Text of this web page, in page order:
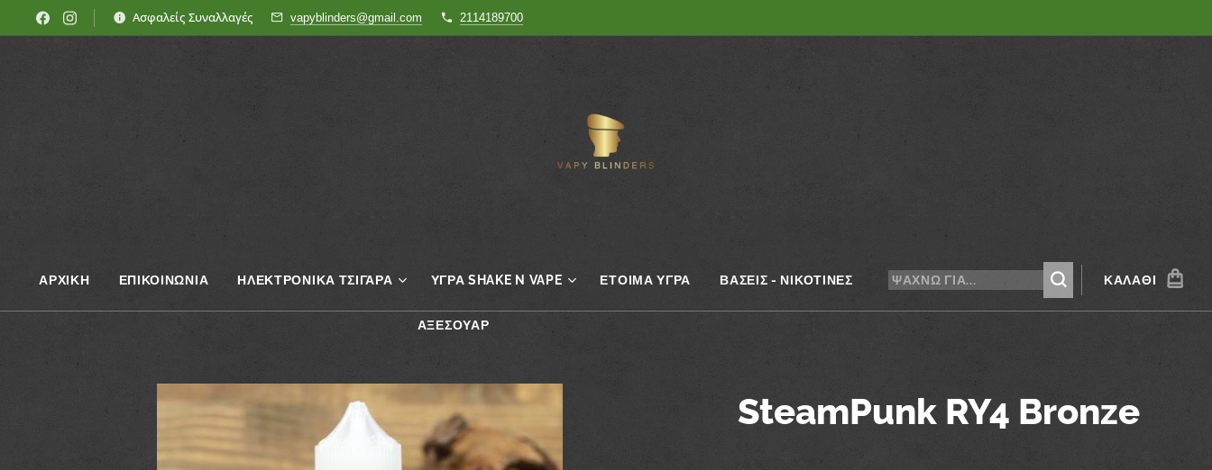
Ασφαλείς Συναλλαγές vapyblinders@gmail.com 2114189700
ΑΡΧΙΚΗ ΕΠΙΚΟΙΝΩΝΊΑ ΗΛΕΚΤΡΟΝΙΚΑ ΤΣΙΓΑΡΑ ΥΓΡΆ SHAKE N VAPE ΈΤΟΙΜΑ ΥΓΡΆ ΒΆΣΕΙΣ - ΝΙΚΟΤΊΝΕΣ
ΑΞΕΣΟΥΆΡ
ΚΑΛΆΘΙ
SteamPunk RY4 Bronze